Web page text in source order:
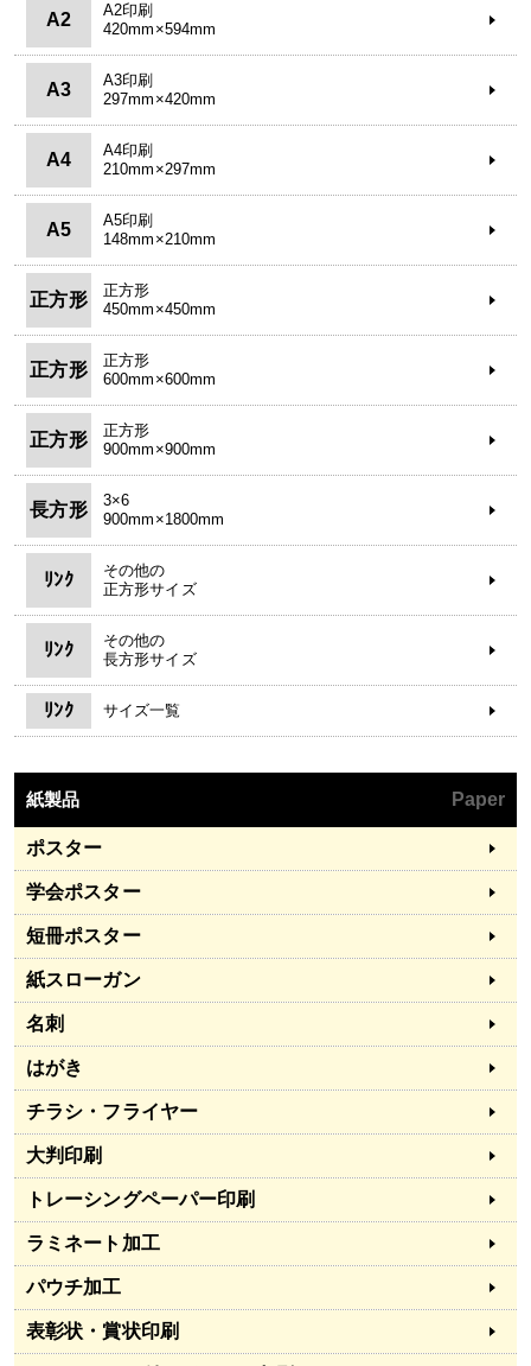
A2
A2印刷
420mm×594mm
A3
A3印刷
297mm×420mm
A4
A4印刷
210mm×297mm
A5
A5印刷
148mm×210mm
正方形
正方形
450mm×450mm
正方形
正方形
600mm×600mm
正方形
正方形
900mm×900mm
長方形
3×6
900mm×1800mm
ﾘﾝｸ
その他の
正方形サイズ
ﾘﾝｸ
その他の
長方形サイズ
ﾘﾝｸ サイズ一覧
紙製品 Paper
ポスター
学会ポスター
短冊ポスター
紙スローガン
名刺
はがき
チラシ・フライヤー
大判印刷
トレーシングペーパー印刷
ラミネート加工
パウチ加工
表彰状・賞状印刷